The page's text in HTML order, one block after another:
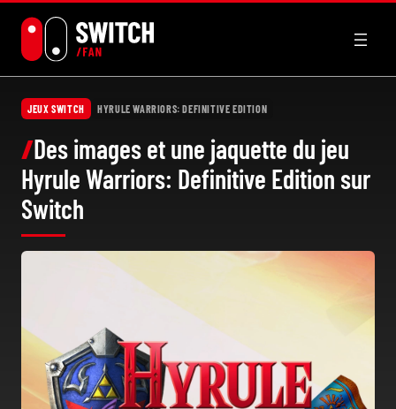
contenu
JEUX SWITCH HYRULE WARRIORS: DEFINITIVE EDITION
Des images et une jaquette du jeu
Hyrule Warriors: Definitive Edition sur
Switch